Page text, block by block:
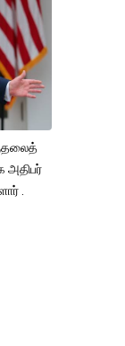
அதிபர்
.